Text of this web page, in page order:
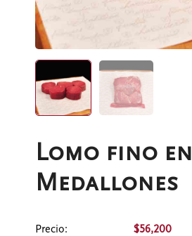
Lomo fino en
Medallones
Precio: $56,200